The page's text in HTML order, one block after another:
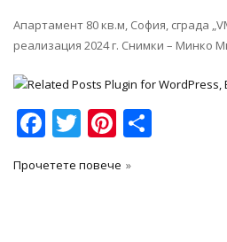
Апартамент 80 кв.м, София, сграда
реализация 2024 г. Снимки – Минко
Facebook
TwitterPinterest
Прочетете повече